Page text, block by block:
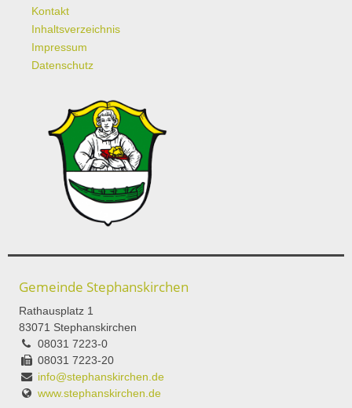
Kontakt
Inhaltsverzeichnis
Impressum
Datenschutz
Gemeinde Stephanskirchen
Rathausplatz 1
83071 Stephanskirchen
08031 7223-0
08031 7223-20
info@stephanskirchen.de
www.stephanskirchen.de